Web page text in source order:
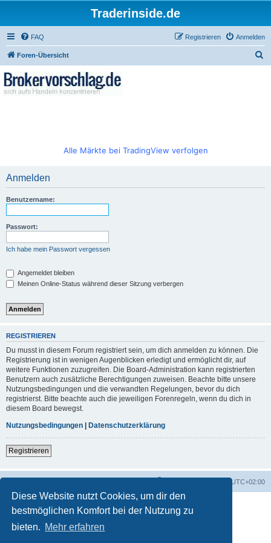
Diese Website nutzt Cookies, um dir den
bestmöglichen Komfort bei der Nutzung zu
bieten. Mehr erfahren
Traderinside.de
FAQ Anmelden
Registrieren
Foren-Übersicht
Alle Märkte bei TradingView verfolgen
Anmelden
Benutzername:
Passwort:
Ich habe mein Passwort vergessen
Angemeldet bleiben
Meinen Online-Status während dieser Sitzung verbergen
REGISTRIEREN
Du musst in diesem Forum registriert sein, um dich anmelden zu können. Die
Registrierung ist in wenigen Augenblicken erledigt und ermöglicht dir, auf
weitere Funktionen zuzugreifen. Die Board-Administration kann registrierten
Benutzern auch zusätzliche Berechtigungen zuweisen. Beachte bitte unsere
Nutzungsbedingungen und die verwandten Regelungen, bevor du dich
registrierst. Bitte beachte auch die jeweiligen Forenregeln, wenn du dich in
diesem Board bewegst.
Nutzungsbedingungen | Datenschutzerklärung
Registrieren
UTC+02:00